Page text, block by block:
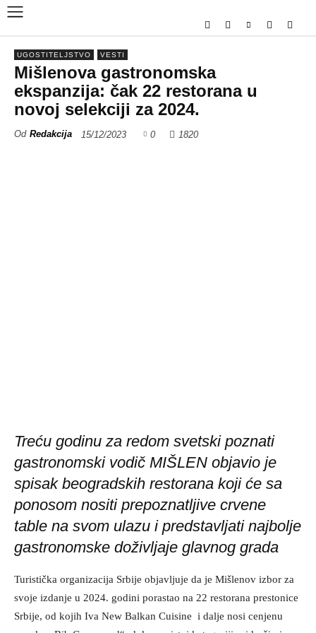
UGOSTITELJSTVO VESTI
Mišlenova gastronomska ekspanzija:
čak 22 restorana u novoj selekciji za
2024.
Od Redakcija 15/12/2023 0 1820
Treću godinu za redom svetski poznati
gastronomski vodič MIŠLEN objavio je
spisak beogradskih restorana koji će sa
ponosom nositi prepoznatljive crvene
table na svom ulazu i predstavljati najbolje
gastronomske doživljaje glavnog grada
Turistička organizacija Srbije objavljuje da je Mišlenov izbor
za svoje izdanje u 2024. godini porastao na 22 restorana
prestonice Srbije, od kojih Iva New Balkan Cuisine i dalje